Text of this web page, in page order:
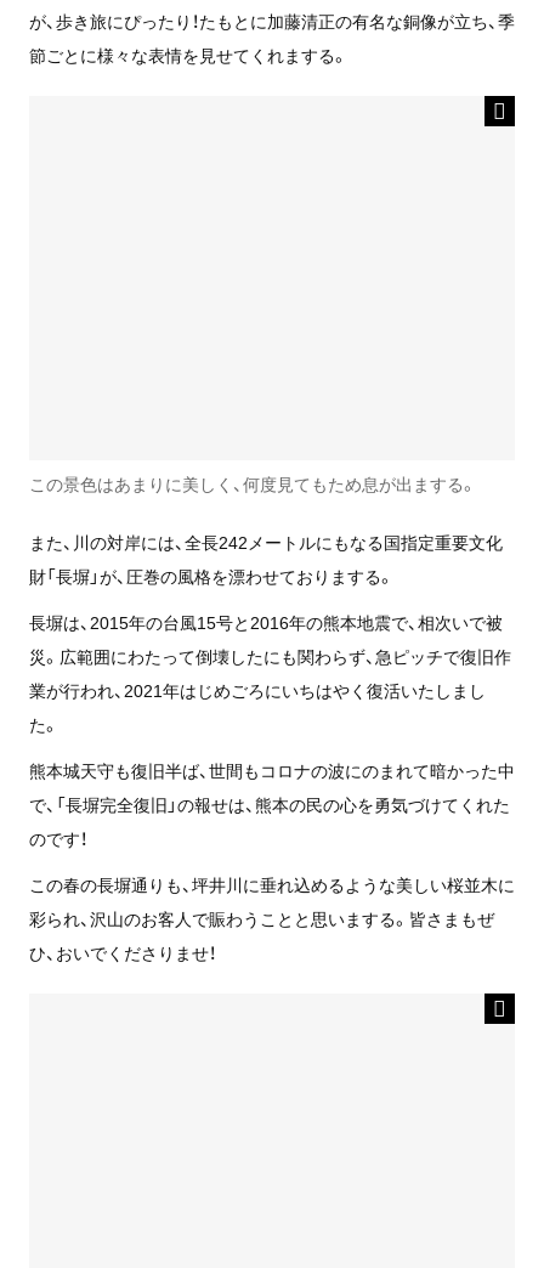
が、歩き旅にぴったり！たもとに加藤清正の有名な銅像が立ち、季
節ごとに様々な表情を見せてくれまする。
この景色はあまりに美しく、何度見てもため息が出まする。
また、川の対岸には、全長242メートルにもなる国指定重要文化
財「長塀」が、圧巻の風格を漂わせておりまする。
長塀は、2015年の台風15号と2016年の熊本地震で、相次いで被
災。広範囲にわたって倒壊したにも関わらず、急ピッチで復旧作
業が行われ、2021年はじめごろにいちはやく復活いたしまし
た。
熊本城天守も復旧半ば、世間もコロナの波にのまれて暗かった中
で、「長塀完全復旧」の報せは、熊本の民の心を勇気づけてくれた
のです！
この春の長塀通りも、坪井川に垂れ込めるような美しい桜並木に
彩られ、沢山のお客人で賑わうことと思いまする。皆さまもぜ
ひ、おいでくださりませ！